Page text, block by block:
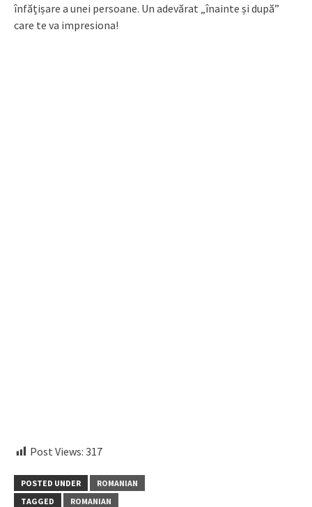
înfățișare a unei persoane. Un adevărat „înainte și după”
care te va impresiona!
Post Views: 317
POSTED UNDER
ROMANIAN
TAGGED
ROMANIAN